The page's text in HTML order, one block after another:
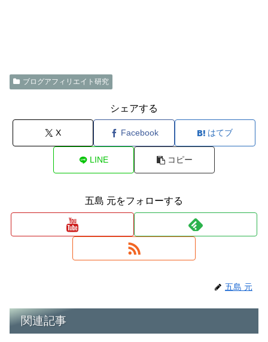
ブログアフィリエイト研究
シェアする
X Facebook はてブ
LINE コピー
五島 元をフォローする
五島 元
関連記事